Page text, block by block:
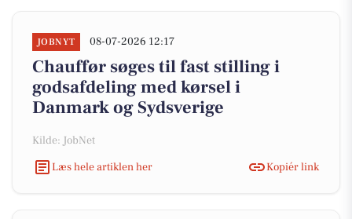
JOBNYT 08-07-2026 12:17
Chauffør søges til fast stilling i
godsafdeling med kørsel i
Danmark og Sydsverige
Kilde: JobNet
Læs hele artiklen her
Kopiér link